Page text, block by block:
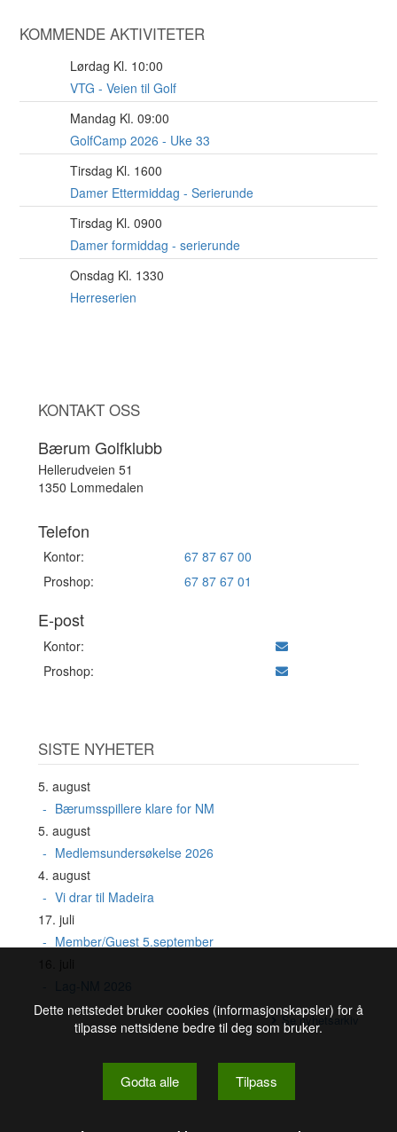
KOMMENDE AKTIVITETER
Lørdag Kl. 10:00
VTG - Veien til Golf
Mandag Kl. 09:00
GolfCamp 2026 - Uke 33
Tirsdag Kl. 1600
Damer Ettermiddag - Serierunde
Tirsdag Kl. 0900
Damer formiddag - serierunde
Onsdag Kl. 1330
Herreserien
KONTAKT OSS
Bærum Golfklubb
Hellerudveien 51
1350 Lommedalen
Telefon
Kontor:
67 87 67 00
Proshop:
67 87 67 01
E-post
Kontor:
Proshop:
SISTE NYHETER
5. august
Bærumsspillere klare for NM
5. august
Medlemsundersøkelse 2026
4. august
Vi drar til Madeira
17. juli
Member/Guest 5.september
Se nyhetsarkiv
Dette nettstedet bruker cookies (informasjonskapsler) for å
tilpasse nettsidene bedre til deg som bruker.
Godta alle Tilpass